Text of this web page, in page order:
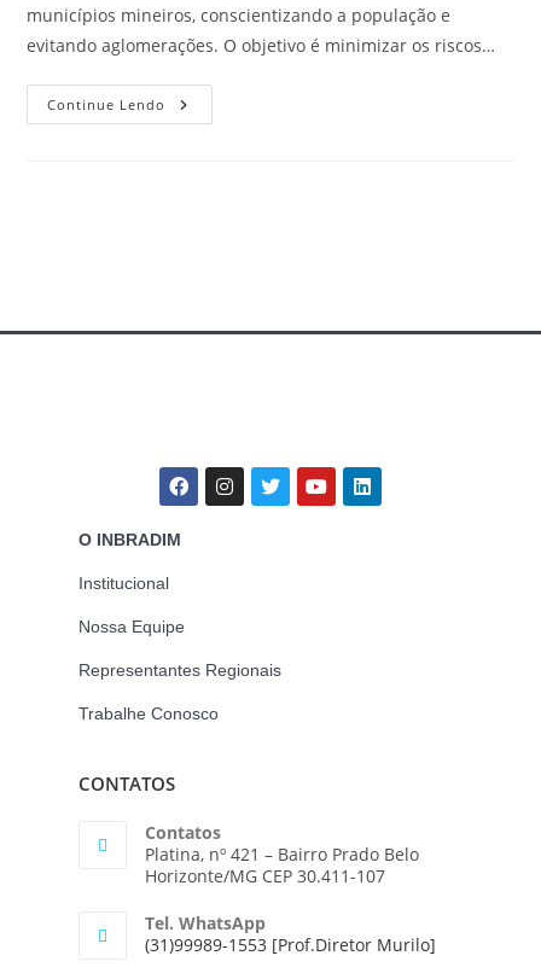
municípios mineiros, conscientizando a população e
evitando aglomerações. O objetivo é minimizar os riscos…
Continue Lendo
O INBRADIM
Institucional
Nossa Equipe
Representantes Regionais
Trabalhe Conosco
CONTATOS
Contatos
Platina, nº 421 – Bairro Prado Belo
Horizonte/MG CEP 30.411-107
Tel. WhatsApp
(31)99989-1553 [Prof.Diretor Murilo]